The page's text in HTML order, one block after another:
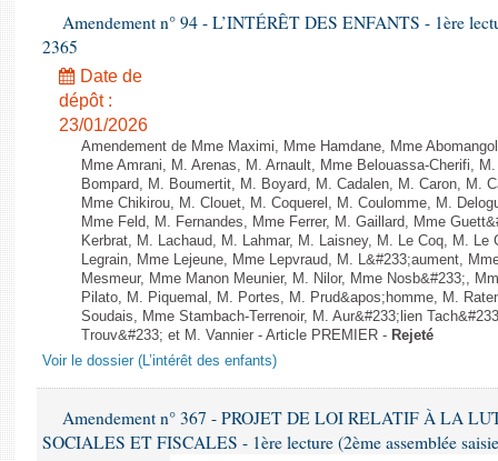
Amendement n° 94 - L’INTÉRÊT DES ENFANTS - 1ère
2365
Date de
dépôt :
23/01/2026
Amendement de Mme Maximi, Mme Hamdane, Mme
Mme Amrani, M. Arenas, M. Arnault, Mme Belouassa-Cherifi,
Bompard, M. Boumertit, M. Boyard, M. Cadalen, M. Caron, M.
Mme Chikirou, M. Clouet, M. Coquerel, M. Coulomme, M.
Mme Feld, M. Fernandes, Mme Ferrer, M. Gaillard, Mme
Kerbrat, M. Lachaud, M. Lahmar, M. Laisney, M. Le Coq, M. Le
Legrain, Mme Lejeune, Mme Lepvraud, M. L&#233;aument,
Mesmeur, Mme Manon Meunier, M. Nilor, Mme Nosb&#233;,
Pilato, M. Piquemal, M. Portes, M. Prud&apos;homme, M.
Soudais, Mme Stambach-Terrenoir, M. Aur&#233;lien
Trouv&#233; et M. Vannier - Article PREMIER - Rejeté
Voir le dossier (L’intérêt des enfants)
Amendement n° 367 - PROJET DE LOI RELATIF À LA
SOCIALES ET FISCALES - 1ère lecture (2ème assemblée